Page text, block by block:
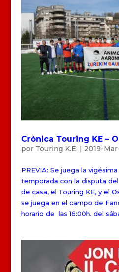
Crónica Touring KE –
por Touring K.E. | 2019-
PREVIA: Se juega la
temporada con la disputa
de casa, el Touring KE, y el
se juega en el campo de
horario de las 16:00h. del